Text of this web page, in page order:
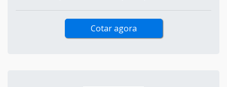
Cotar agora